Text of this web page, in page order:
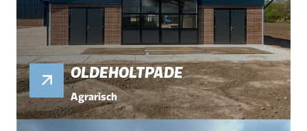
OLDEHOLTPADE
Agrarisch